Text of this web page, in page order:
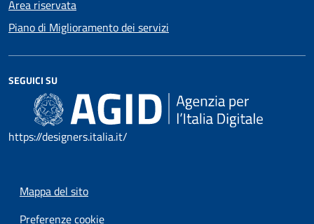
Area riservata
Piano di Miglioramento dei servizi
SEGUICI SU
https://designers.italia.it/
Mappa del sito
Preferenze cookie